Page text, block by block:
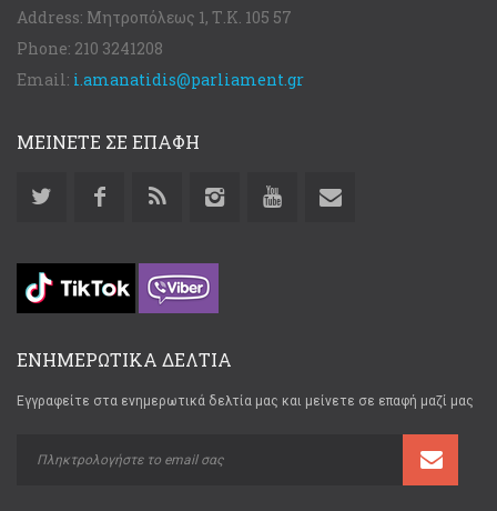
Address: Μητροπόλεως 1, Τ.Κ. 105 57
Phone: 210 3241208
Email: i.amanatidis@parliament.gr
ΜΕΙΝΕΤΕ ΣΕ ΕΠΑΦΗ
ΕΝΗΜΕΡΩΤΙΚΑ ΔΕΛΤΙΑ
Εγγραφείτε στα ενημερωτικά δελτία μας και μείνετε σε επαφή μαζί μας